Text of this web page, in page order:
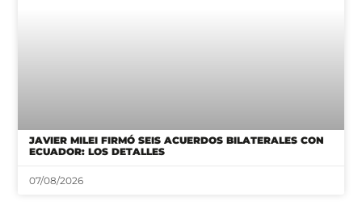
JAVIER MILEI FIRMÓ SEIS ACUERDOS BILATERALES CON
ECUADOR: LOS DETALLES
07/08/2026